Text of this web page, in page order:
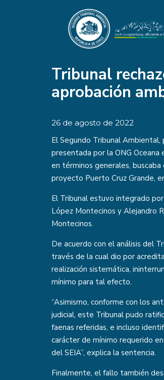
Tribunal
aprobación
26 de agosto de 2022
El Segundo Tribunal Ambiental,
presentada por la ONG
en términos generales,
proyecto Puerto Cruz Grande,
El Tribunal estuvo integrado
López Montecinos y Alejandro
Montecinos.
De acuerdo con el análisis del
través de la cual dio por
realización sistemática,
mínimo para tal efecto.
“Asimismo, conforme con los
judicial, este Tribunal pudo
faenas referidas, e incluso
carácter de mínimo requerido
del SEIA”, explica la sentencia.
Finalmente, el fallo también